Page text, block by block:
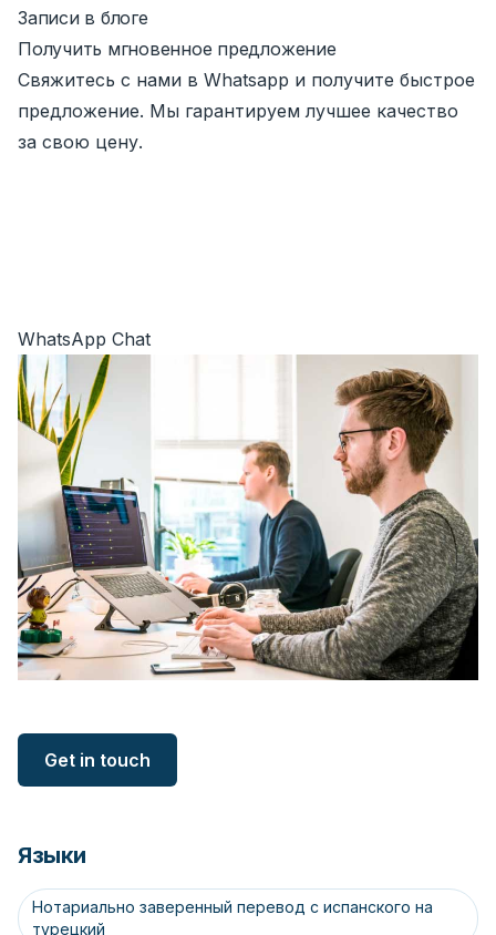
Записи в блоге
Получить мгновенное предложение
Свяжитесь с нами в Whatsapp и получите быстрое
предложение. Мы гарантируем лучшее качество
за свою цену.
WhatsApp Chat
Get in touch
Языки
Нотариально заверенный перевод с испанского на
турецкий